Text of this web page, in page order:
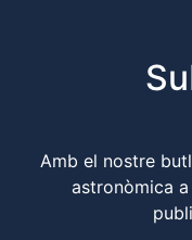
Amb el nostre
astronòmica